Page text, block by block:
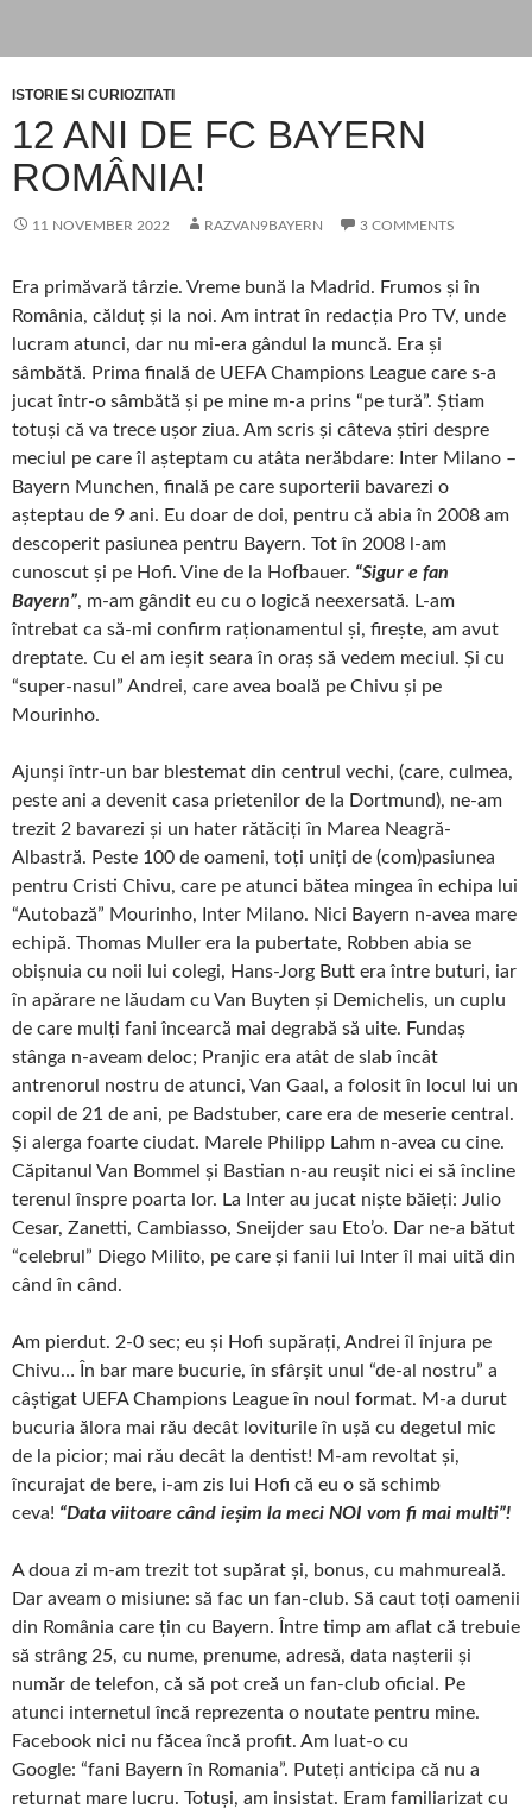
ISTORIE SI CURIOZITATI
12 ANI DE FC BAYERN
ROMÂNIA!
11 NOVEMBER 2022 RAZVAN9BAYERN 3 COMMENTS
Era primăvară târzie. Vreme bună la Madrid. Frumos și în
România, călduț și la noi. Am intrat în redacția Pro TV, unde
lucram atunci, dar nu mi-era gândul la muncă. Era și
sâmbătă. Prima finală de UEFA Champions League care s-a
jucat într-o sâmbătă și pe mine m-a prins “pe tură”. Știam
totuși că va trece ușor ziua. Am scris și câteva știri despre
meciul pe care îl așteptam cu atâta nerăbdare: Inter Milano –
Bayern Munchen, finală pe care suporterii bavarezi o
așteptau de 9 ani. Eu doar de doi, pentru că abia în 2008 am
descoperit pasiunea pentru Bayern. Tot în 2008 l-am
cunoscut și pe Hofi. Vine de la Hofbauer. “Sigur e fan
Bayern”, m-am gândit eu cu o logică neexersată. L-am
întrebat ca să-mi confirm raționamentul și, firește, am avut
dreptate. Cu el am ieșit seara în oraș să vedem meciul. Și cu
“super-nasul” Andrei, care avea boală pe Chivu și pe
Mourinho.
Ajunși într-un bar blestemat din centrul vechi, (care, culmea,
peste ani a devenit casa prietenilor de la Dortmund), ne-am
trezit 2 bavarezi și un hater rătăciți în Marea Neagră-
Albastră. Peste 100 de oameni, toți uniți de (com)pasiunea
pentru Cristi Chivu, care pe atunci bătea mingea în echipa lui
“Autobază” Mourinho, Inter Milano. Nici Bayern n-avea mare
echipă. Thomas Muller era la pubertate, Robben abia se
obișnuia cu noii lui colegi, Hans-Jorg Butt era între buturi, iar
în apărare ne lăudam cu Van Buyten și Demichelis, un cuplu
de care mulți fani încearcă mai degrabă să uite. Fundaș
stânga n-aveam deloc; Pranjic era atât de slab încât
antrenorul nostru de atunci, Van Gaal, a folosit în locul lui un
copil de 21 de ani, pe Badstuber, care era de meserie central.
Și alerga foarte ciudat. Marele Philipp Lahm n-avea cu cine.
Căpitanul Van Bommel și Bastian n-au reușit nici ei să încline
terenul înspre poarta lor. La Inter au jucat niște băieți: Julio
Cesar, Zanetti, Cambiasso, Sneijder sau Eto’o. Dar ne-a bătut
“celebrul” Diego Milito, pe care și fanii lui Inter îl mai uită din
când în când.
Am pierdut. 2-0 sec; eu și Hofi supărați, Andrei îl înjura pe
Chivu… În bar mare bucurie, în sfârșit unul “de-al nostru” a
câștigat UEFA Champions League în noul format. M-a durut
bucuria ălora mai rău decât loviturile în ușă cu degetul mic
de la picior; mai rău decât la dentist! M-am revoltat și,
încurajat de bere, i-am zis lui Hofi că eu o să schimb
ceva! “Data viitoare când ieșim la meci NOI vom fi mai multi”!
A doua zi m-am trezit tot supărat și, bonus, cu mahmureală.
Dar aveam o misiune: să fac un fan-club. Să caut toți oamenii
din România care țin cu Bayern. Între timp am aflat că trebuie
să strâng 25, cu nume, prenume, adresă, data nașterii și
număr de telefon, că să pot creă un fan-club oficial. Pe
atunci internetul încă reprezenta o noutate pentru mine.
Facebook nici nu făcea încă profit. Am luat-o cu
Google: “fani Bayern în Romania”. Puteți anticipa că nu a
returnat mare lucru. Totuși, am insistat. Eram familiarizat cu